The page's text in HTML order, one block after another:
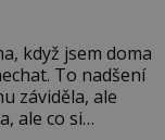
když jsem doma
To nadšení
záviděla, ale
ale co si